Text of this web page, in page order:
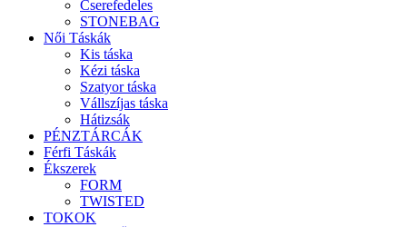
Cserefedeles
STONEBAG
Női Táskák
Kis táska
Kézi táska
Szatyor táska
Vállszíjas táska
Hátizsák
PÉNZTÁRCÁK
Férfi Táskák
Ékszerek
FORM
TWISTED
TOKOK